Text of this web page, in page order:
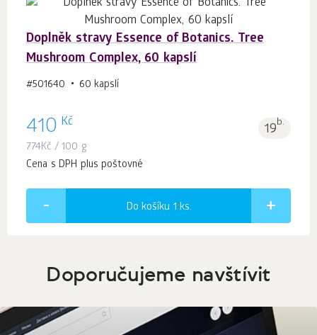
Doplněk stravy Essence of Botanics. Tree
Mushroom Complex, 60 kapslí
#501640 60 kapslí
410 Kč 19b.
774Kč / 100 g
Cena s DPH plus poštovné
Do košíku 1 ks.
Doporučujeme navštívit